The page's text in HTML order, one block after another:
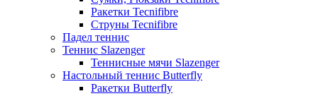
Ракетки Tecnifibre
Струны Tecnifibre
Падел теннис
Теннис Slazenger
Теннисные мячи Slazenger
Настольный теннис Butterfly
Ракетки Butterfly